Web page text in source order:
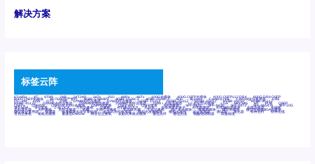
解决方案
标签云阵
6Tx6Rx 8T 8T8R 24R 24T24R 24Tx 25G 48Rx 48Tx 100G光模块 400G OSFP光模块 400G QSFP112 DR4 800G DR8 OSFP
800G OSFP光模块 AD7606国产替代 AFBR-57B4APZ AFBR-1528CZ AFBR-2528CZ AOC Bypass Camera Link CWDM波分复用器 DAS
DC~4M DSS DTS DVS GYMB光纤连接器 GYM光纤连接器 HFBR-1531Z HFBR-2531Z HFBR-4501Z HFBR-4503Z HFBR-4511Z
HFBR-4513Z J599A6光纤连接器 J599A8光电连接器 J599MT光纤连接器 J599Ⅰ光电连接器 LC超短型光模块 LGA Mini SAS MT POB QSFP
QSFP+ QSFP28 QSFP28 100G光模块 QSFP28笼座 QSFP 40G QSFP笼座 RP连接器 SFF-8431 SFF-8436 SFF-8472 SFF-8654 4i SFP 10G
SFP MSA SFP笼座 Z-BLOCK 万兆交换机 交换机 光切换仪OLP 光开关 光模块笼子座子 光电探测器 光电编码器模块 光电连接器 光端机
光纤激光器 光纤跳线 光纤连接器 光耦 全国产交换机 军品级光耦 千兆交换机 国产化光模块 射频光模块 微型光模块 微型可插拔BGA光模块
微型波分复用器 探测器 收发模块光学引擎组件 机架式光纤收发器 模拟光发射模块 模拟光器件 波分复用器 测试版 激光器 特种光纤 特种光缆
百兆交换机 相机光模块 紧凑型DWDM 网管型交换机 表贴式单路光模块 通信光纤 通信光缆 铌酸锂调制器 高速线缆